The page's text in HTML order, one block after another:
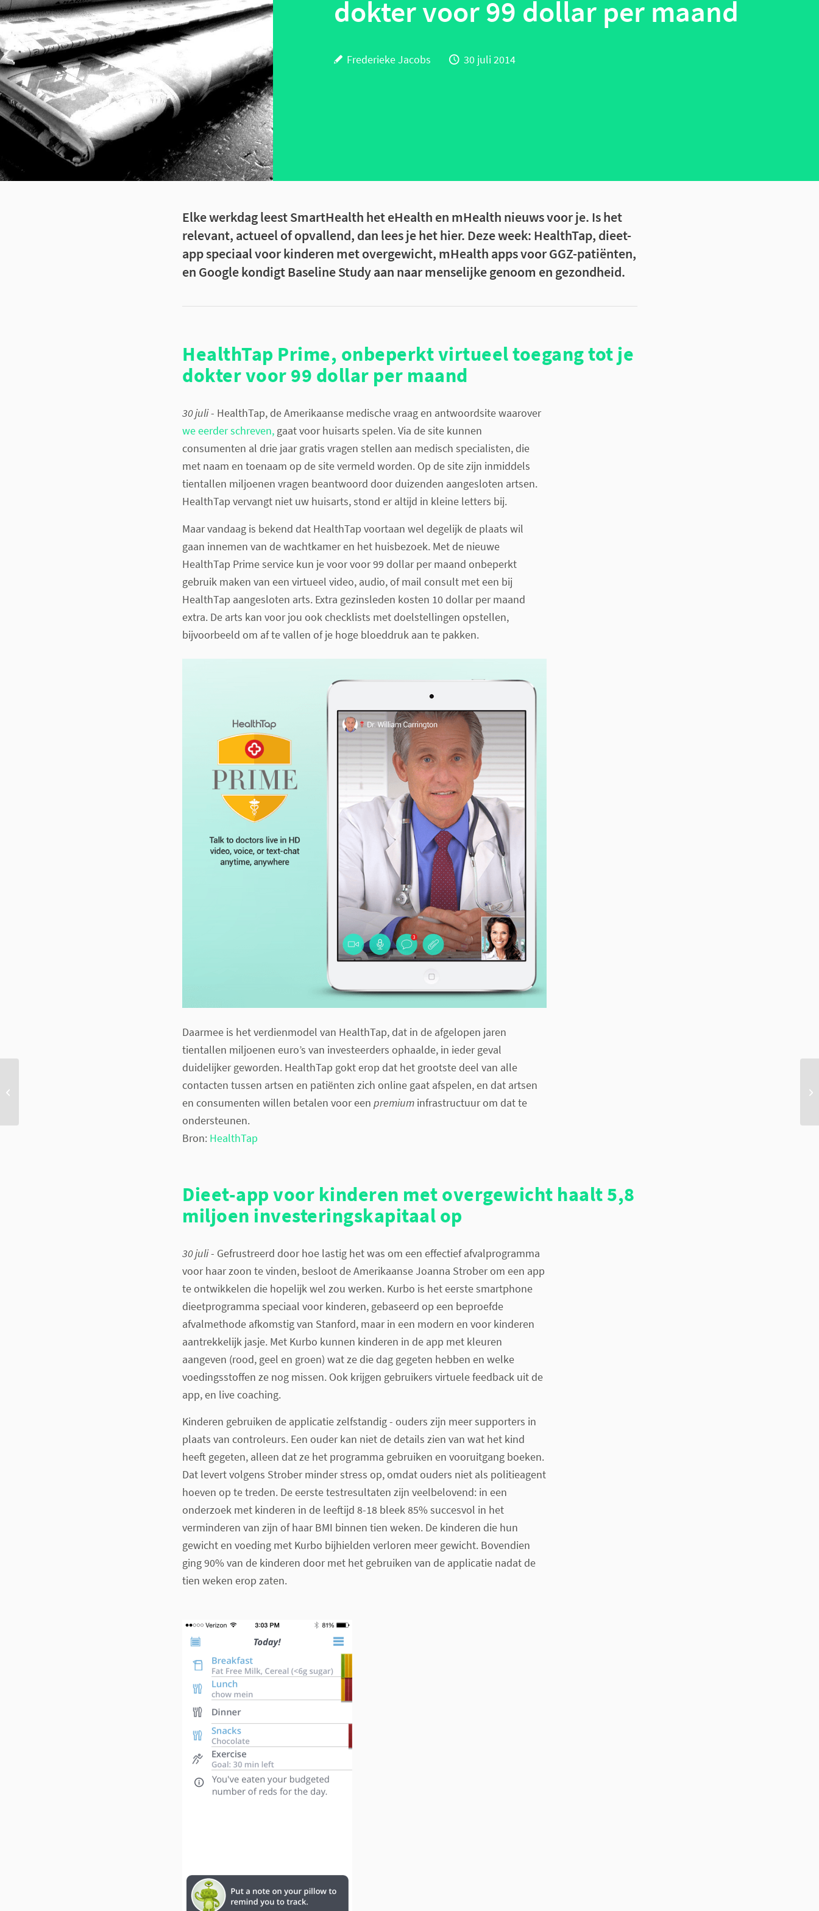
dokter voor 99 dollar per maand
Frederieke Jacobs 30 juli 2014
Elke werkdag leest SmartHealth het eHealth en mHealth nieuws voor je. Is het
relevant, actueel of opvallend, dan lees je het hier. Deze week: HealthTap, dieet-
app speciaal voor kinderen met overgewicht, mHealth apps voor GGZ-patiënten,
en Google kondigt Baseline Study aan naar menselijke genoom en gezondheid.
HealthTap Prime, onbeperkt virtueel toegang tot je
dokter voor 99 dollar per maand
30 juli- HealthTap, de Amerikaanse medische vraag en antwoordsite waarover
we eerder schreven, gaat voor huisarts spelen. Via de site kunnen
consumenten al drie jaar gratis vragen stellen aan medisch specialisten, die
met naam en toenaam op de site vermeld worden. Op de site zijn inmiddels
tientallen miljoenen vragen beantwoord door duizenden aangesloten artsen.
HealthTap vervangt niet uw huisarts, stond er altijd in kleine letters bij.
Maar vandaag is bekend dat HealthTap voortaan wel degelijk de plaats wil
gaan innemen van de wachtkamer en het huisbezoek. Met de nieuwe
HealthTap Prime service kun je voor voor 99 dollar per maand onbeperkt
gebruik maken van een virtueel video, audio, of mail consult met een bij
HealthTap aangesloten arts. Extra gezinsleden kosten 10 dollar per maand
extra. De arts kan voor jou ook checklists met doelstellingen opstellen,
bijvoorbeeld om af te vallen of je hoge bloeddruk aan te pakken.
Daarmee is het verdienmodel van HealthTap, dat in de afgelopen jaren
tientallen miljoenen euro’s van investeerders ophaalde, in ieder geval
duidelijker geworden. HealthTap gokt erop dat het grootste deel van alle
contacten tussen artsen en patiënten zich online gaat afspelen, en dat artsen
en consumenten willen betalen voor een premium infrastructuur om dat te
ondersteunen.
Bron: HealthTap
Dieet-app voor kinderen met overgewicht haalt 5,8
miljoen investeringskapitaal op
30 juli- Gefrustreerd door hoe lastig het was om een effectief afvalprogramma
voor haar zoon te vinden, besloot de Amerikaanse Joanna Strober om een app
te ontwikkelen die hopelijk wel zou werken. Kurbo is het eerste smartphone
dieetprogramma speciaal voor kinderen, gebaseerd op een beproefde
afvalmethode afkomstig van Stanford, maar in een modern en voor kinderen
aantrekkelijk jasje. Met Kurbo kunnen kinderen in de app met kleuren
aangeven (rood, geel en groen) wat ze die dag gegeten hebben en welke
voedingsstoffen ze nog missen. Ook krijgen gebruikers virtuele feedback uit de
app, en live coaching.
Kinderen gebruiken de applicatie zelfstandig - ouders zijn meer supporters in
plaats van controleurs. Een ouder kan niet de details zien van wat het kind
heeft gegeten, alleen dat ze het programma gebruiken en vooruitgang boeken.
Dat levert volgens Strober minder stress op, omdat ouders niet als politieagent
hoeven op te treden. De eerste testresultaten zijn veelbelovend: in een
onderzoek met kinderen in de leeftijd 8-18 bleek 85% succesvol in het
verminderen van zijn of haar BMI binnen tien weken. De kinderen die hun
gewicht en voeding met Kurbo bijhielden verloren meer gewicht. Bovendien
ging 90% van de kinderen door met het gebruiken van de applicatie nadat de
tien weken erop zaten.